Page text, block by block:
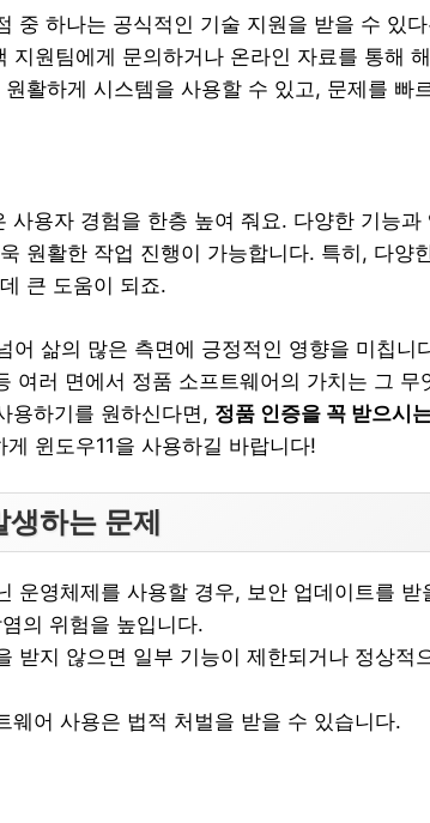
중 하나는 공식적인 기술 지원을 받을 수 있
지원팀에게 문의하거나 온라인 자료를 통해
활하게 시스템을 사용할 수 있고, 문제를 빠
사용자 경험을 한층 높여 줘요. 다양한 기능
원활한 작업 진행이 가능합니다. 특히, 다양
큰 도움이 되죠.
어 삶의 많은 측면에 긍정적인 영향을 미칩니
여러 면에서 정품 소프트웨어의 가치는 그 무
용하기를 원하신다면, 정품 인증을 꼭 받으시
윈도우11을 사용하길 바랍니다!
하는 문제
운영체제를 사용할 경우, 보안 업데이트를 받
의 위험을 높입니다.
받지 않으면 일부 기능이 제한되거나 정상적
웨어 사용은 법적 처벌을 받을 수 있습니다.